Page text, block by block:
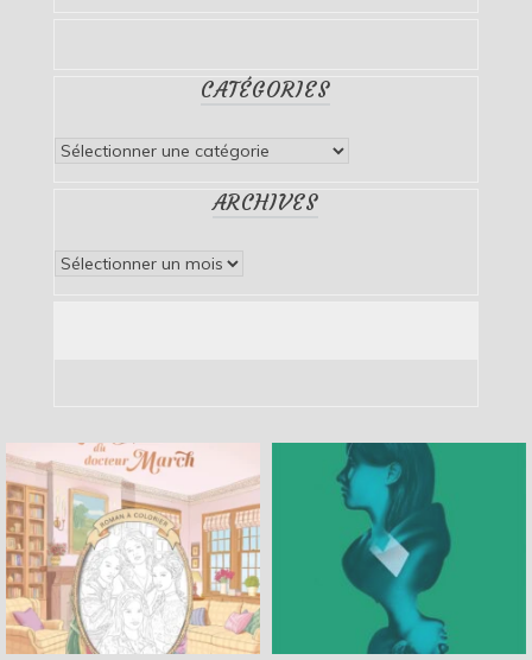
CATÉGORIES
Catégories
ARCHIVES
Archives